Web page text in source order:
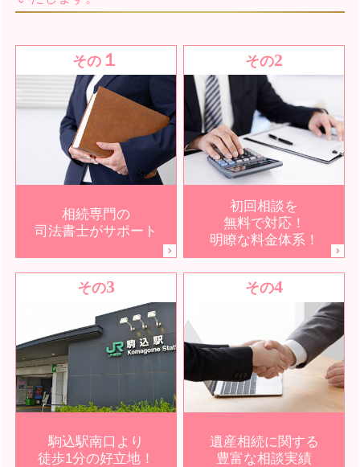
その １
相続専門の
司法書士がサポート
その2
初回相談を
無料で対応！
明瞭な料金体系！
その3
駒込駅南口より
徒歩1分の好立地！
その4
遺産相続に関する
豊富な相談実績